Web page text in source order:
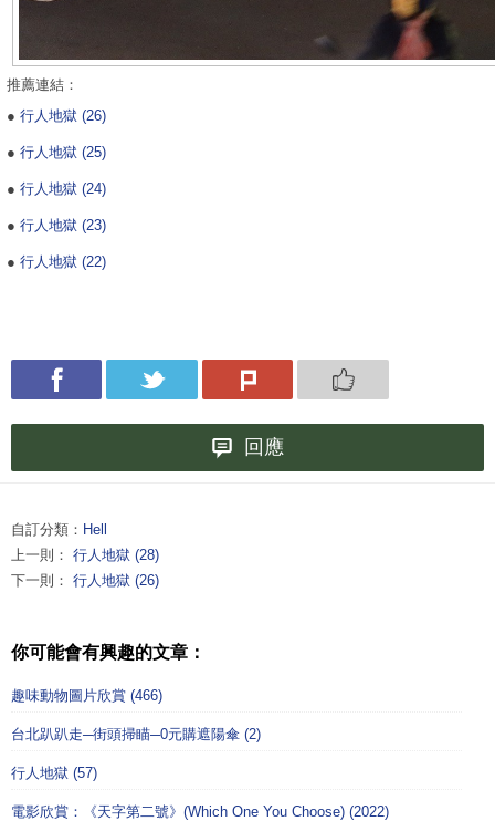
推薦連結：
● 行人地獄 (26)
● 行人地獄 (25)
● 行人地獄 (24)
● 行人地獄 (23)
● 行人地獄 (22)
回應
自訂分類： Hell
上一則： 行人地獄 (28)
下一則： 行人地獄 (26)
你可能會有興趣的文章：
趣味動物圖片欣賞 (466)
台北趴趴走─街頭掃瞄─0元購遮陽傘 (2)
行人地獄 (57)
電影欣賞：《天字第二號》(Which One You Choose) (2022)